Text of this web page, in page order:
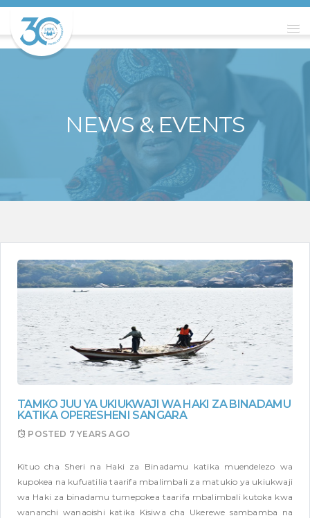
NEWS & EVENTS
TAMKO JUU YA UKIUKWAJI WA HAKI ZA BINADAMU
KATIKA OPERESHENI SANGARA
POSTED 7 YEARS AGO
Kituo cha Sheri na Haki za Binadamu katika muendelezo wa
kupokea na kufuatilia taarifa mbalimbali za matukio ya ukiukwaji
wa Haki za binadamu tumepokea taarifa mbalimbali kutoka kwa
wananchi wanaoishi katika Kisiwa cha Ukerewe sambamba na